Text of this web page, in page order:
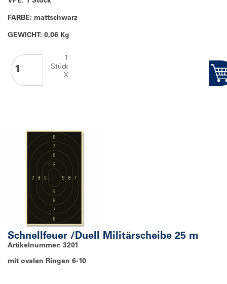
FARBE: mattschwarz
GEWICHT: 0,06 Kg
1
Stück
X
Schnellfeuer /Duell Militärscheibe 25 m
Artikelnummer: 3201
mit ovalen Ringen 6-10